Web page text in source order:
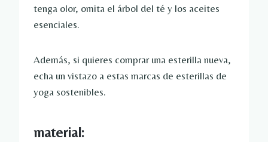
tenga olor, omita el árbol del té y los aceites
esenciales.
Además, si quieres comprar una esterilla nueva,
echa un vistazo a estas marcas de esterillas de
yoga sostenibles.
material: